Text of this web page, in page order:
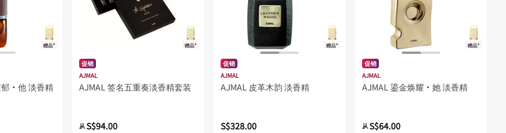
赠品*
·他 淡香精
赠品*
促销
AJMAL
AJMAL 签名五重奏淡香精套装
从S$94.00
赠品*
促销
AJMAL
AJMAL 皮革木韵 淡香精
S$328.00
赠品*
促销
AJMAL
AJMAL 鎏金焕耀·她 淡香精
从S$64.00